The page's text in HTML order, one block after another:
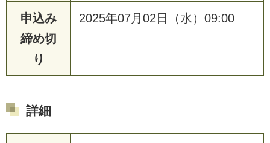
申込み
締め切
り
2025年07月02日（水）09:00
詳細